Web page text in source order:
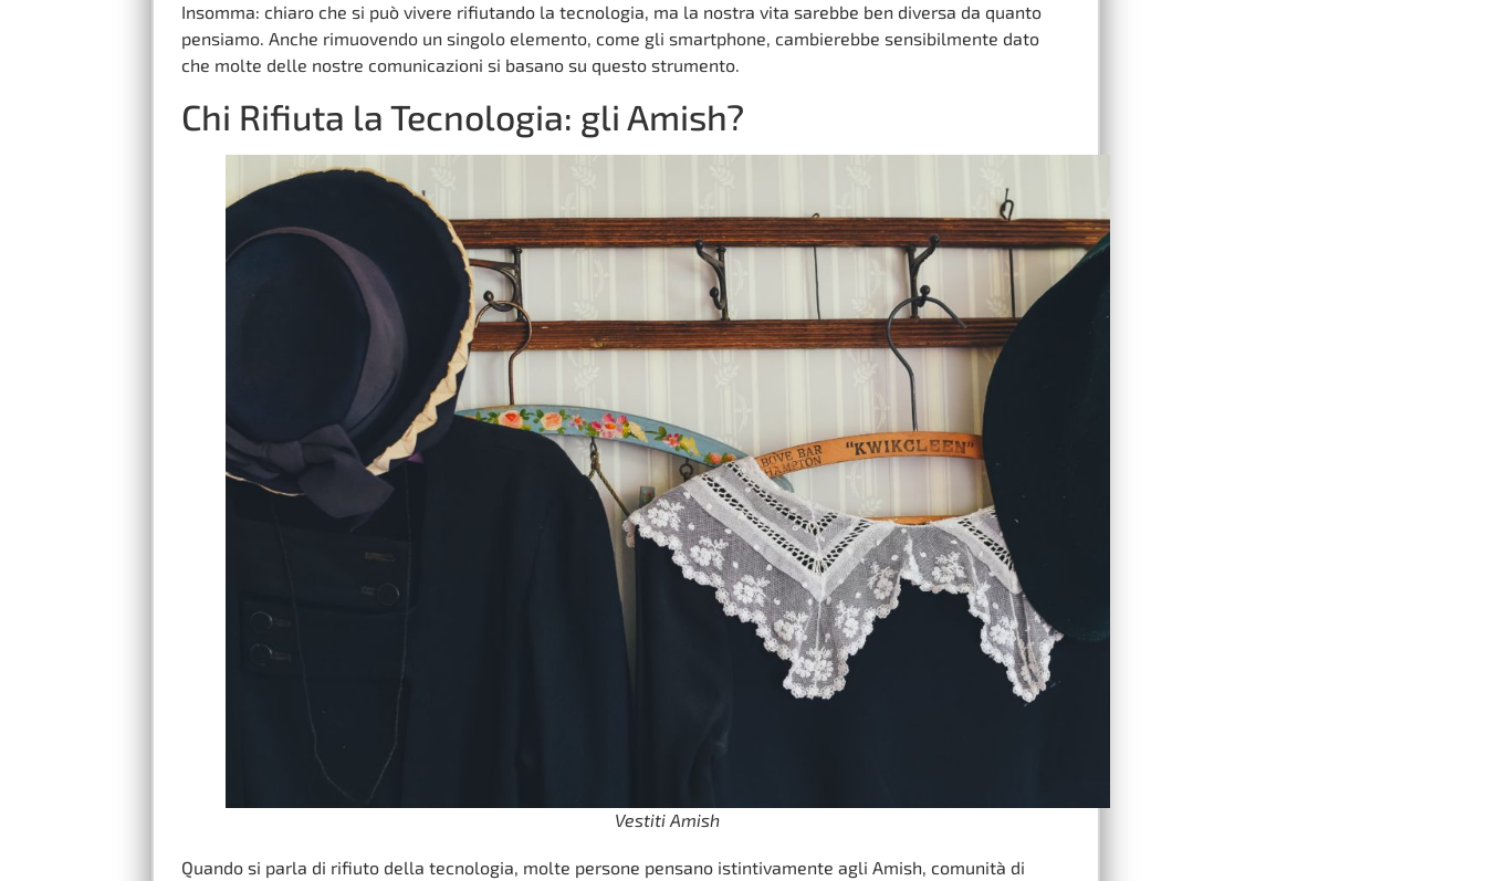
Insomma: chiaro che si può vivere rifiutando la tecnologia, ma la nostra vita sarebbe ben diversa da quanto
pensiamo. Anche rimuovendo un singolo elemento, come gli smartphone, cambierebbe sensibilmente dato
che molte delle nostre comunicazioni si basano su questo strumento.
Chi Rifiuta la Tecnologia: gli Amish?
Vestiti Amish
Quando si parla di rifiuto della tecnologia, molte persone pensano istintivamente agli Amish, comunità di